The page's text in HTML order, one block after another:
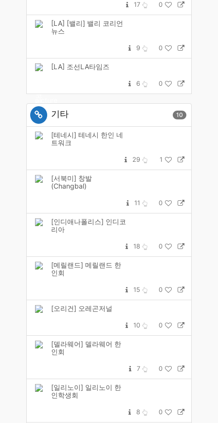
17 0
[LA] [밸리] 밸리 코리언
뉴스
9 0
[LA] 조선LA타임즈
6 0
기타 10
[테네시] 테네시 한인 네
트워크
29 1
[서북미] 창발
(Changbal)
11 0
[인디애나폴리스] 인디코
리아
18 0
[메릴랜드] 메릴랜드 한
인회
15 0
[오리건] 오레곤저널
10 0
[델라웨어] 델라웨어 한
인회
7 0
[일리노이] 일리노이 한
인학생회
8 0